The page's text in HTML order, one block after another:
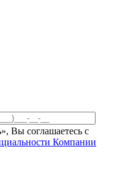
Вы соглашаетесь c
Компании